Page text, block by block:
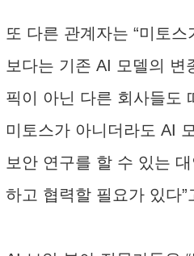
또 다른 관계자는 “미토스
보다는 기존 AI 모델의 변
픽이 아닌 다른 회사들도
미토스가 아니더라도 AI
보안 연구를 할 수 있는
하고 협력할 필요가 있다”